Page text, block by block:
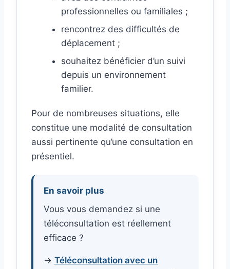
professionnelles ou familiales ;
rencontrez des difficultés de
déplacement ;
souhaitez bénéficier d’un suivi
depuis un environnement
familier.
Pour de nombreuses situations, elle
constitue une modalité de consultation
aussi pertinente qu’une consultation en
présentiel.
En savoir plus
Vous vous demandez si une
téléconsultation est réellement
efficace ?
→ Téléconsultation avec un